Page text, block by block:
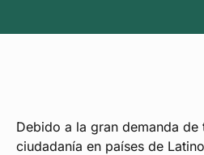
Debido a la gran demanda
ciudadanía en países de